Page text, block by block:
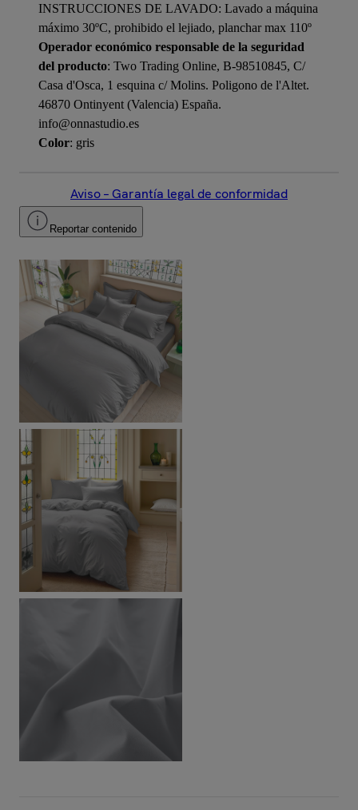
INSTRUCCIONES DE LAVADO: Lavado a máquina
máximo 30ºC, prohibido el lejiado, planchar max 110º
Operador económico responsable de la seguridad
del producto: Two Trading Online, B-98510845, C/
Casa d'Osca, 1 esquina c/ Molins. Poligono de l'Altet.
46870 Ontinyent (Valencia) España.
info@onnastudio.es
Color: gris
Aviso – Garantía legal de conformidad
Reportar contenido